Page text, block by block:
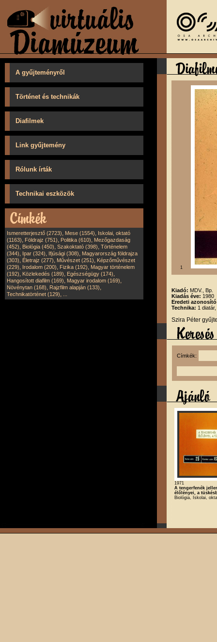
A gyűjteményről
Történet és technikák
Diafilmek
Link gyűjtemény
Rólunk írták
Technikai eszközök
Ismeretterjesztő (2723), Mese (1554), Iskolai, oktató
(1163), Földrajz (751), Politika (610), Mezőgazdaság
(452), Biológia (450), Szakoktató (398), Történelem
(344), Ipar (324), Ifjúsági (308), Magyarország földrajza
(303), Életrajz (277), Művészet (251), Képzőművészet
(229), Irodalom (200), Fizika (192), Magyar történelem
(192), Közlekedés (189), Egészségügy (174),
Hangosított diafilm (169), Magyar irodalom (169),
Növénytan (168), Rajzfilm alapján (133),
Technikatörténet (129),
1
Kiadó: MDV., Bp.
Kiadás éve: 1980
Eredeti
Technika: 1
Szira Péter
Címkék:
1971
A tengerfenék
élőlényei, a
Biológia, Iskolai,